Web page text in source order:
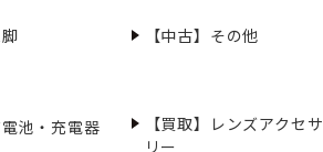
【中古】その他
池・充電器
【買取】レンズアクセサ
リー